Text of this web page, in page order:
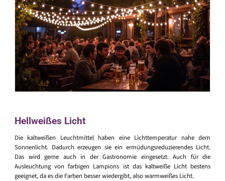
Hellweißes Licht
Die kaltweißen Leuchtmittel haben eine Lichttemperatur nahe dem
Sonnenlicht. Dadurch erzeugen sie ein ermüdungsreduzierendes Licht.
Das wird gerne auch in der Gastronomie eingesetzt. Auch für die
Ausleuchtung von farbigen Lampions ist das kaltweiße Licht bestens
geeignet, da es die Farben besser wiedergibt, also warmweißes Licht.